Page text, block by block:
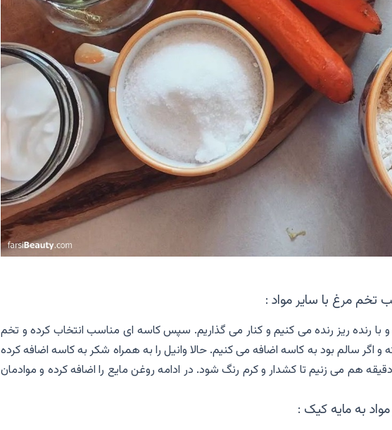
تخم مرغ با سایر مواد :
با رنده ریز رنده می کنیم و کنار می گذاریم. سپس کاسه ای مناسب انتخاب کرده و تخم
سالم بود به کاسه اضافه می کنیم. حالا وانیل را به همراه شکر به کاسه اضافه کرده
هم می زنیم تا کشدار و کرم رنگ شود. در ادامه روغن مایع را اضافه کرده و موادمان
به مایه کیک :